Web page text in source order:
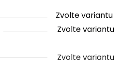
Zvolte variantu
Zvolte variantu
Zvolte variantu